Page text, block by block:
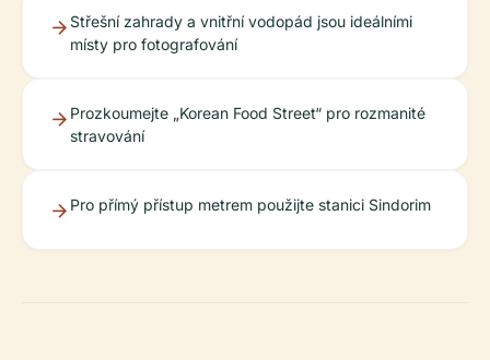
Střešní zahrady a vnitřní vodopád jsou ideálními
místy pro fotografování
Prozkoumejte „Korean Food Street“ pro rozmanité
stravování
Pro přímý přístup metrem použijte stanici Sindorim